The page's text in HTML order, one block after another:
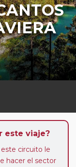
este viaje?
este circuito le
hacer el sector